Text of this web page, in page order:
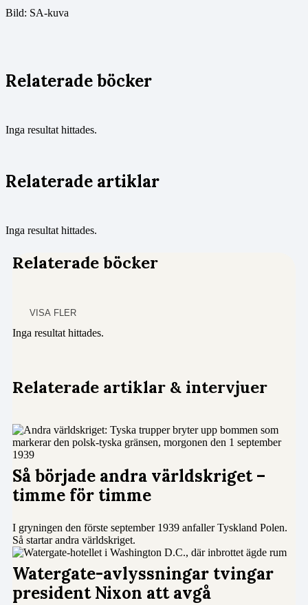
Bild: SA-kuva
Relaterade böcker
Inga resultat hittades.
Relaterade artiklar
Inga resultat hittades.
Relaterade böcker
VISA FLER
Inga resultat hittades.
Relaterade artiklar & intervjuer
Så började andra världskriget –
timme för timme
I gryningen den förste september 1939 anfaller Tyskland Polen.
Så startar andra världskriget.
Watergate-avlyssningar tvingar
president Nixon att avgå